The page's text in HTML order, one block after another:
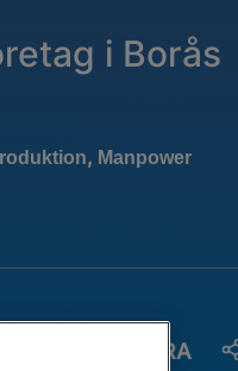
i Borås
, Manpower
SPARA